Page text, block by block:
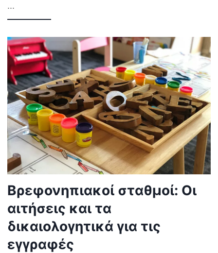
...
Βρεφονηπιακοί σταθμοί: Οι
αιτήσεις και τα
δικαιολογητικά για τις
εγγραφές